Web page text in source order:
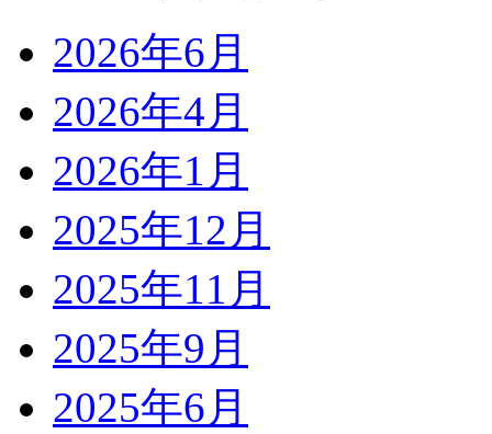
2026年6月
2026年4月
2026年1月
2025年12月
2025年11月
2025年9月
2025年6月